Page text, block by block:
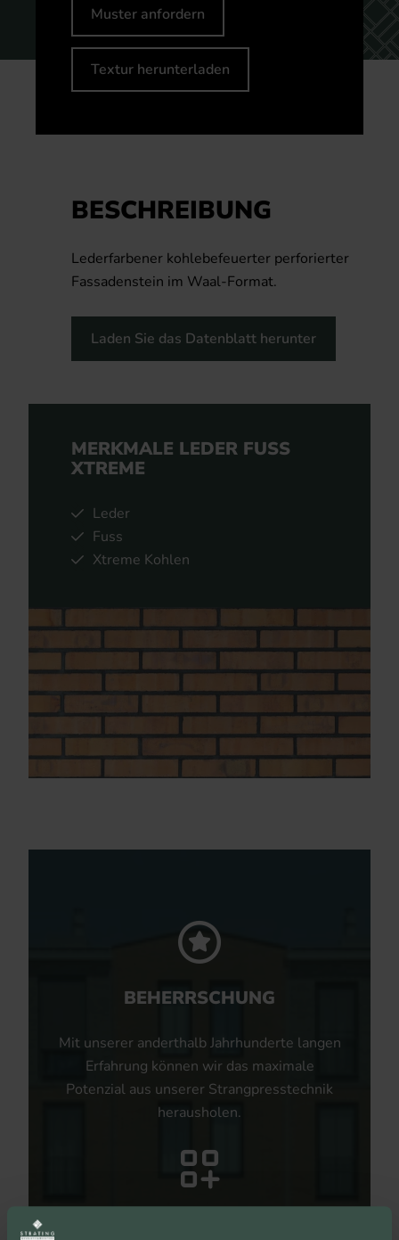
Muster anfordern
Textur herunterladen
BESCHREIBUNG
Lederfarbener kohlebefeuerter perforierter
Fassadenstein im Waal-Format.
Laden Sie das Datenblatt herunter
MERKMALE LEDER FUSS
XTREME
Leder
Fuss
Xtreme Kohlen
BEHERRSCHUNG
Mit unserer anderthalb Jahrhunderte langen
Erfahrung können wir das maximale
Potenzial aus unserer Strangpresstechnik
herausholen.